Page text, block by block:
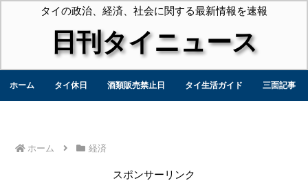
タイの政治、経済、社会に関する最新情報を速報
日刊タイニュース
ホーム タイ休日 酒類販売禁止日 タイ生活ガイド 三面記事
ホーム 経済
スポンサーリンク